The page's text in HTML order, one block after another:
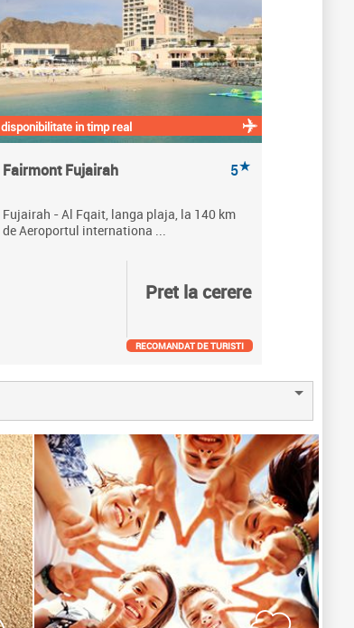
disponibilitate in timp real
Fairmont Fujairah 5★
Fujairah - Al Fqait, langa plaja, la 140 km
de Aeroportul internationa ...
Pret la cerere
RECOMANDAT DE TURISTI